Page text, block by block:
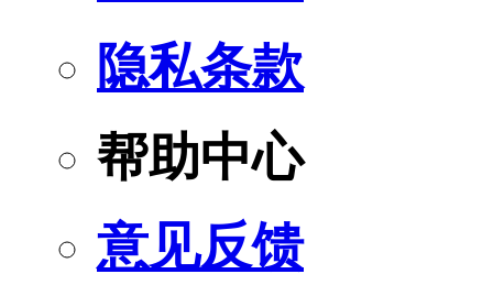
隐私条款
帮助中心
意见反馈